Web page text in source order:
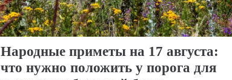
Народные приметы на 17 августа:
что нужно положить у порога для